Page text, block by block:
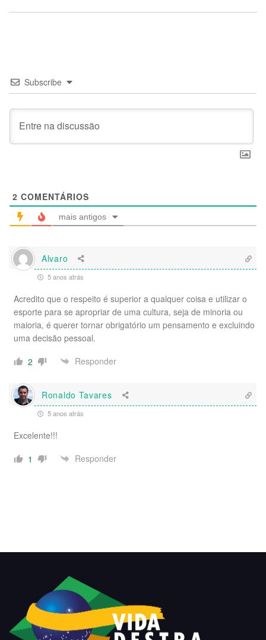
Subscribe
2 COMENTÁRIOS
mais antigos
Alvaro
5 anos atrás
Acredito que o respeito é superior a qualquer coisa e utilizar o
esporte para se apropriar de uma cultura, seja de minoria ou
maioria, é querer tornar obrigatório um pensamento e excluindo
uma decisão pessoal.
2
Responder
Ronaldo Tavares
5 anos atrás
Excelente!!!
1
Responder